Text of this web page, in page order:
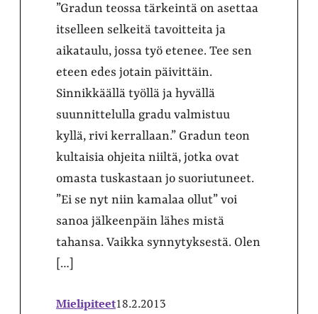
”Gradun teossa tärkeintä on asettaa
itselleen selkeitä tavoitteita ja
aikataulu, jossa työ etenee. Tee sen
eteen edes jotain päivittäin.
Sinnikkäällä työllä ja hyvällä
suunnittelulla gradu valmistuu
kyllä, rivi kerrallaan.” Gradun teon
kultaisia ohjeita niiltä, jotka ovat
omasta tuskastaan jo suoriutuneet.
”Ei se nyt niin kamalaa ollut” voi
sanoa jälkeenpäin lähes mistä
tahansa. Vaikka synnytyksestä. Olen
[…]
Mielipiteet18.2.2013